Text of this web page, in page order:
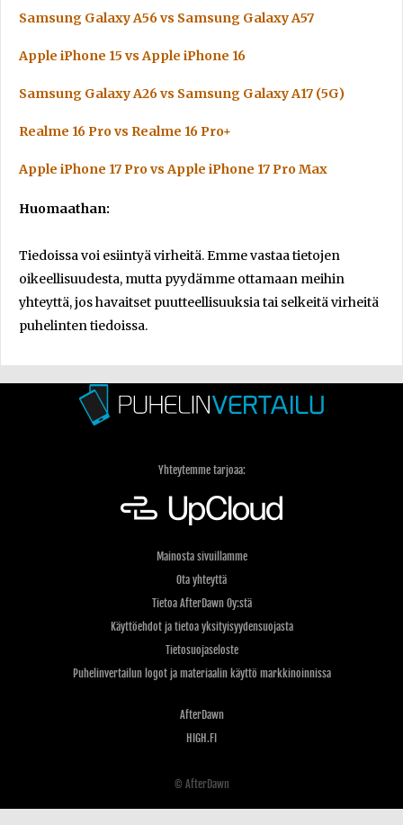
Samsung Galaxy A56 vs Samsung Galaxy A57
Apple iPhone 15 vs Apple iPhone 16
Samsung Galaxy A26 vs Samsung Galaxy A17 (5G)
Realme 16 Pro vs Realme 16 Pro+
Apple iPhone 17 Pro vs Apple iPhone 17 Pro Max
Huomaathan:
Tiedoissa voi esiintyä virheitä. Emme vastaa tietojen
oikeellisuudesta, mutta pyydämme ottamaan meihin
yhteyttä, jos havaitset puutteellisuuksia tai selkeitä virheitä
puhelinten tiedoissa.
Yhteytemme tarjoaa:
Mainosta sivuillamme
Ota yhteyttä
Tietoa AfterDawn Oy:stä
Käyttöehdot ja tietoa yksityisyydensuojasta
Tietosuojaseloste
Puhelinvertailun logot ja materiaalin käyttö markkinoinnissa
AfterDawn
HIGH.FI
© AfterDawn